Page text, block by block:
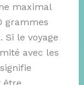
maximal
grammes
Si le voyage
avec les